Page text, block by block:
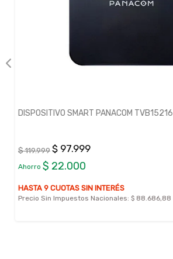
DISPOSITIVO SMART PANACOM TVB15216
$ 119.999 $ 97.999
Ahorro $ 22.000
HASTA 9 CUOTAS SIN INTERÉS
Precio Sin Impuestos Nacionales: $ 88.686,88